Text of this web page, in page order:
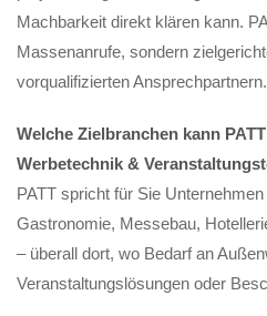
Machbarkeit direkt klären kann.
Massenanrufe, sondern
vorqualifizierten Ansprechpartnern.
Welche Zielbranchen kann
Werbetechnik &
PATT spricht für Sie
Gastronomie, Messebau,
– überall dort, wo Bedarf an
Veranstaltungslösungen oder